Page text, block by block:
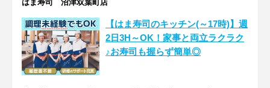
はま寿司 沼津双葉町店
【はま寿司のキッチン(～17時)】週
2日3H～OK！家事と両立ラクラク
♪お寿司も握らず簡単◎